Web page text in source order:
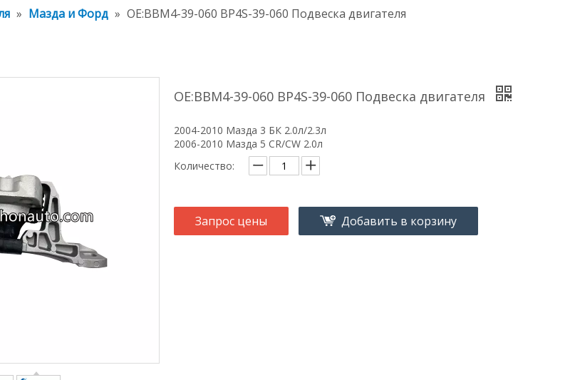
» Мазда и Форд » OE:BBM4-39-060 BP4S-39-060 Подвеска двигателя
OE:BBM4-39-060 BP4S-39-060 Подвеска двигателя
2004-2010 Мазда 3 БК 2.0л/2.3л
2006-2010 Мазда 5 CR/CW 2.0л
Количество:
Запрос цены Добавить в корзину